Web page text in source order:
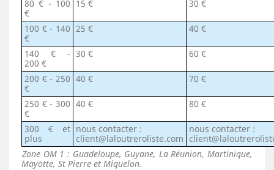
80 € - 100
€
15 € 30 €
100 € - 140
€
25 € 40 €
140 € -
200 €
30 € 60 €
200 € - 250
€
40 € 70 €
250 € - 300
€
40 € 80 €
300 € et
plus
nous contacter :
client@laloutreroliste.com
nous contacter :
Zone OM 1 : Guadeloupe, Guyane, La Réunion, Martinique,
Mayotte, St Pierre et Miquelon.